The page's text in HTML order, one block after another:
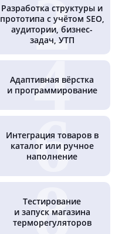
Разработка структуры и
прототипа с учётом SEO,
аудитории, бизнес-
задач, УТП
Адаптивная вёрстка
и программирование
Интеграция товаров в
каталог или ручное
наполнение
Тестирование
и запуск магазина
терморегуляторов